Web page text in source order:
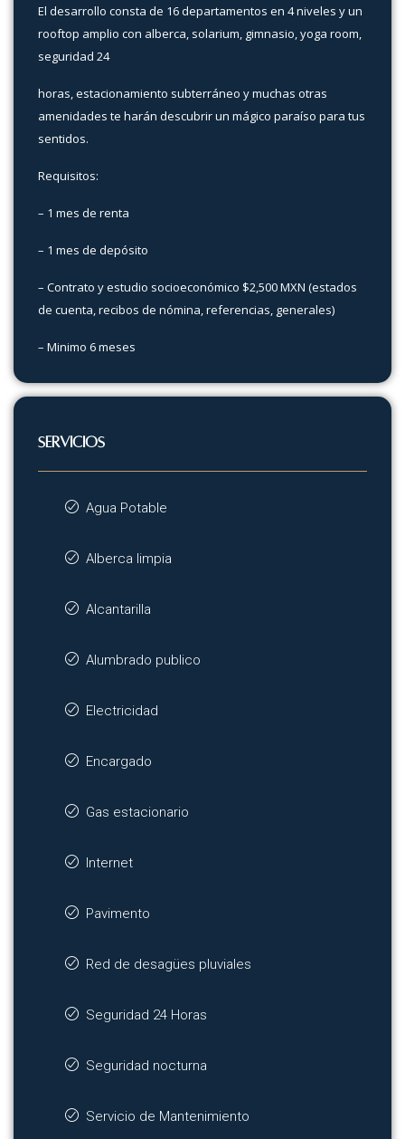
El desarrollo consta de 16 departamentos en 4 niveles y un
rooftop amplio con alberca, solarium, gimnasio, yoga room,
seguridad 24
horas, estacionamiento subterráneo y muchas otras
amenidades te harán descubrir un mágico paraíso para tus
sentidos.
Requisitos:
– 1 mes de renta
– 1 mes de depósito
– Contrato y estudio socioeconómico $2,500 MXN (estados
de cuenta, recibos de nómina, referencias, generales)
– Minimo 6 meses
SERVICIOS
Agua Potable
Alberca limpia
Alcantarilla
Alumbrado publico
Electricidad
Encargado
Gas estacionario
Internet
Pavimento
Red de desagües pluviales
Seguridad 24 Horas
Seguridad nocturna
Servicio de Mantenimiento